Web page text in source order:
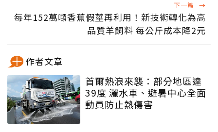
下一篇 →
每年152萬噸香蕉假莖再利用！新技術轉化為高
品質羊飼料 每公斤成本降2元
作者文章
首爾熱浪來襲：部分地區達
39度 灑水車、避暑中心全面
動員防止熱傷害